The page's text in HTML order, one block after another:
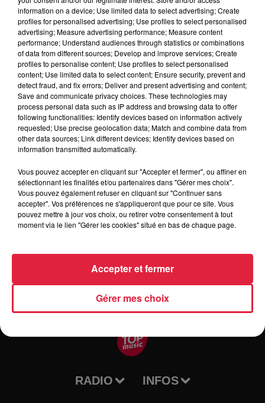
Tarif Gratuit
Le 13 et 14 octobre 2018 à Obernai : La Menuiserie Erhard
Roger et son équipe vous accueille au sein de son nouveau
showroom de 500m². Une opportunité de découvrir nos
différents produits: portes intérieures, aménagements sur-
promotionnelles présentes lors de ces deux journées de
portes ouvertes. Un événement à partager aussi bien entre
amis qu'en famille. Au rendez-vous, des animations pour
enfants, des lots à gagner (tours de circuit Ferrari, bons
d'achats, tablettes) et des rafraîchissements seront à votre
RADIO INFOS
information on a device; Use limited data to select advertising; Create
profiles for personalised advertising; Use profiles to select personalised
advertising; Measure advertising performance; Measure content
performance; Understand audiences through statistics or combinations
of data from different sources; Develop and improve services; Create
profiles to personalise content; Use profiles to select personalised
content; Use limited data to select content; Ensure security, prevent and
detect fraud, and fix errors; Deliver and present advertising and content;
Save and communicate privacy choices. These technologies may
process personal data such as IP address and browsing data to offer
following functionalities: Identify devices based on information actively
requested; Use precise geolocation data; Match and combine data from
other data sources; Link different devices; Identify devices based on
information transmitted automatically.
Vous pouvez accepter en cliquant sur "Accepter et fermer", ou affiner en
sélectionnant les finalités et/ou partenaires dans "Gérer mes choix".
Vous pouvez également refuser en cliquant sur "Continuer sans
accepter". Vos préférences ne s'appliqueront que pour ce site. Vous
pouvez mettre à jour vos choix, ou retirer votre consentement à tout
moment via le lien "Gérer les cookies" situé en bas de chaque page.
Gérer mes choix
Accepter et fermer